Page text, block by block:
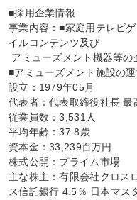
■採用企業情報
事業内容：■家庭用テレビ
イルコンテンツ及び
■アミューズメント施設の
設立：1979年05月
代表者：代表取締役社長
従業員数：3,531人
平均年齢：37.8歳
資本金：33,239百万円
株式公開：プライム市場
主な株主：有限会社クロス
ス信託銀行 4.5％ 日本マス